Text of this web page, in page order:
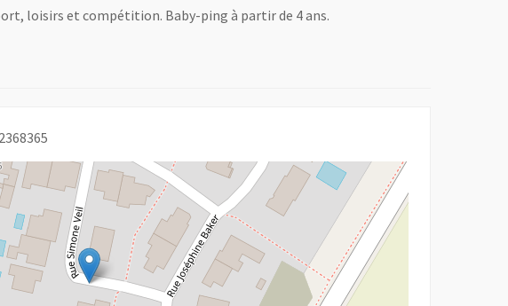
loisirs et compétition. Baby-ping à partir de 4 ans.